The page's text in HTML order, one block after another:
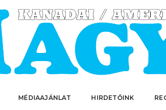
MÉDIAAJÁNLAT HIRDETŐINK